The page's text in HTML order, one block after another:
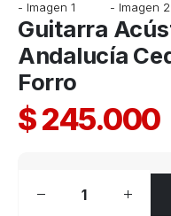
Guitarra
Andalucía
Forro
$245.000